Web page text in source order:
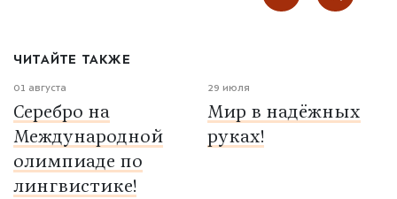
ЧИТАЙТЕ ТАКЖЕ
01 августа
Серебро на
Международной
олимпиаде по
лингвистике!
29 июля
Мир в надёжных
руках!